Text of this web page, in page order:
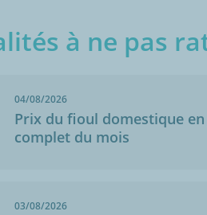
à ne pas
04/08/2026
Prix du fioul domestique
complet du mois
03/08/2026